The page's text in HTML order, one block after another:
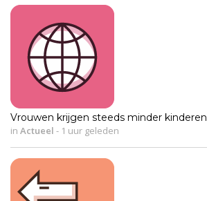
Vrouwen krijgen steeds minder kinderen
in Actueel - 1 uur geleden